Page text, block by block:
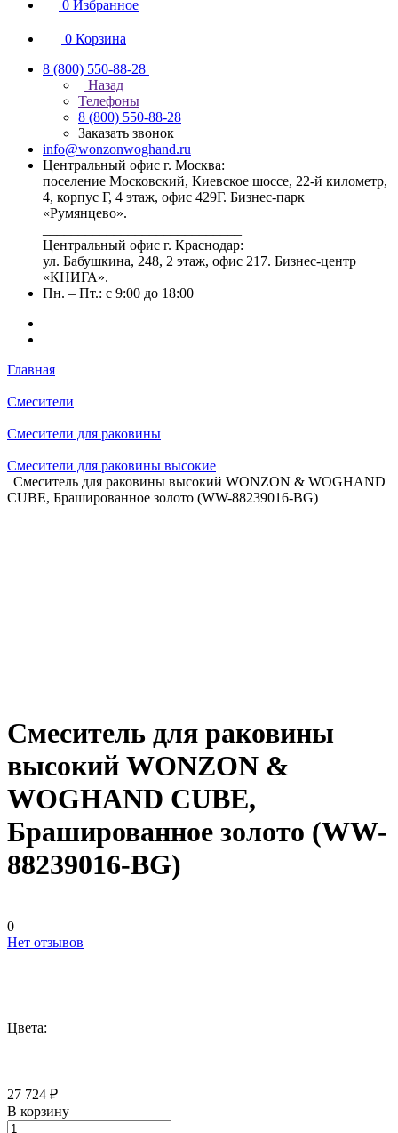
0 Избранное
0 Корзина
8 (800) 550-88-28
Назад
Телефоны
8 (800) 550-88-28
Заказать звонок
info@wonzonwoghand.ru
Центральный офис г. Москва:
поселение Московский, Киевское шоссе, 22-й километр,
4, корпус Г, 4 этаж, офис 429Г. Бизнес-парк
«Румянцево».
Центральный офис г. Краснодар:
ул. Бабушкина, 248, 2 этаж, офис 217. Бизнес-центр
«КНИГА».
Пн. – Пт.: с 9:00 до 18:00
Главная
Смесители
Смесители для раковины
Смесители для раковины высокие
Смеситель для раковины высокий WONZON & WOGHAND
CUBE, Брашированное золото (WW-88239016-BG)
Смеситель для раковины
высокий WONZON &
WOGHAND CUBE,
Брашированное золото (WW-
88239016-BG)
0
Нет отзывов
Цвета:
27 724 ₽
В корзину